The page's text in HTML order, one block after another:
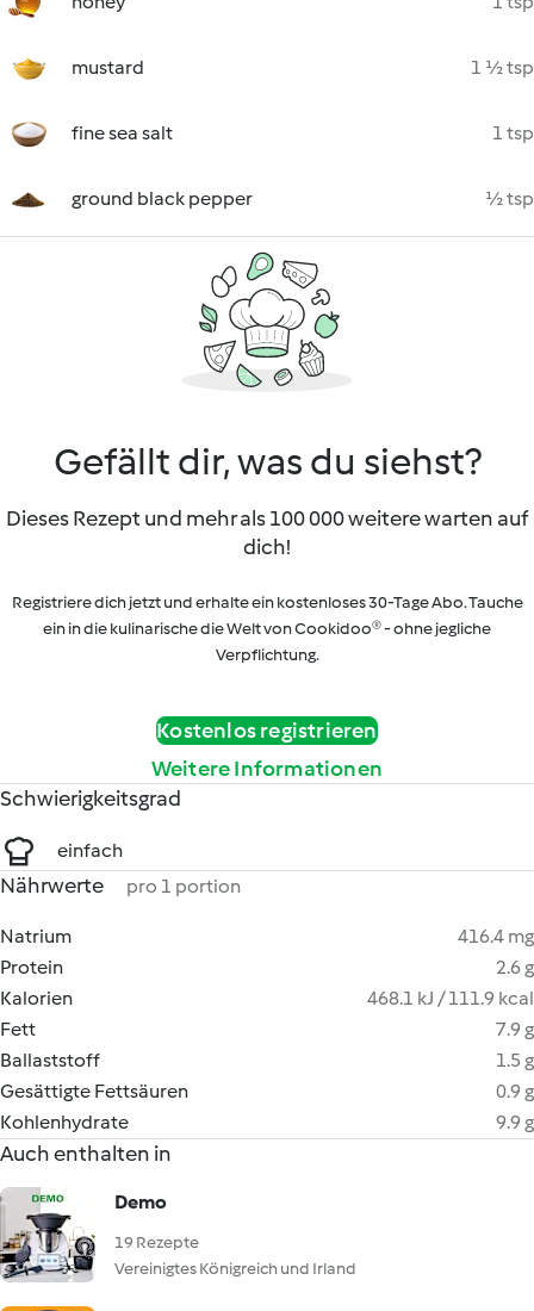
mustard 1 ½ tsp
fine sea salt 1 tsp
ground black pepper ½ tsp
Gefällt dir, was du siehst?
Dieses Rezept und mehr als 100 000 weitere warten auf
dich!
Registriere dich jetzt und erhalte ein kostenloses 30-Tage Abo. Tauche
ein in die kulinarische die Welt von Cookidoo® - ohne jegliche
Verpflichtung.
Kostenlos registrieren
Weitere Informationen
Schwierigkeitsgrad
einfach
Nährwerte pro 1 portion
Natrium
416.4 mg
Protein
2.6 g
Kalorien
468.1 kJ / 111.9 kcal
Fett
7.9 g
Ballaststoff
1.5 g
Gesättigte Fettsäuren
0.9 g
Kohlenhydrate
9.9 g
Auch enthalten in
Demo
19 Rezepte
Vereinigtes Königreich und Irland